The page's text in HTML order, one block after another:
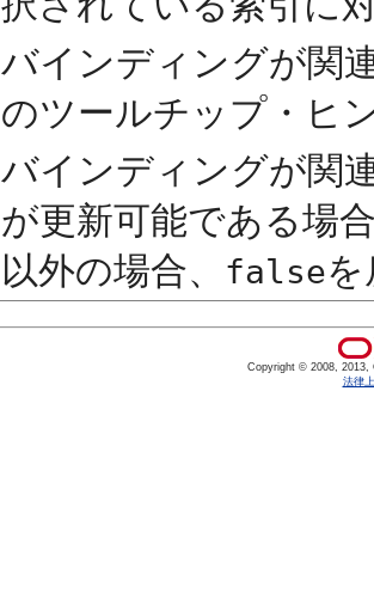
バインディングが関
のツールチップ・ヒ
バインディングが関
が更新可能である場
以外の場合、 false
Copyright © 2008, 2013,
法律